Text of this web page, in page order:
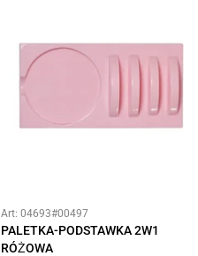
Art: 04693#00497
PALETKA-PODSTAWKA 2W1
RÓŻOWA